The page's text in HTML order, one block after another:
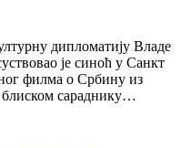
дипломатију Владе
је синоћ у Санкт
филма о Србину из
сараднику…